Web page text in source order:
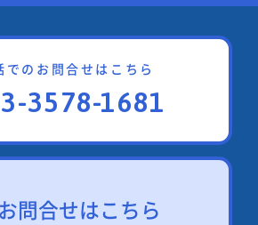
でのお問合せはこちら
3578-1681
お問合せはこちら